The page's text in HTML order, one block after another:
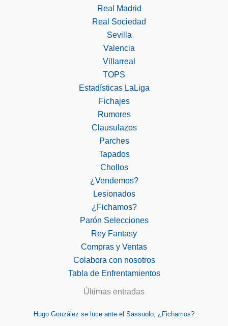
Real Madrid
Real Sociedad
Sevilla
Valencia
Villarreal
TOPS
Estadísticas LaLiga
Fichajes
Rumores
Clausulazos
Parches
Tapados
Chollos
¿Vendemos?
Lesionados
¿Fichamos?
Parón Selecciones
Rey Fantasy
Compras y Ventas
Colabora con nosotros
Tabla de Enfrentamientos
Últimas entradas
Hugo González se luce ante el Sassuolo, ¿Fichamos?